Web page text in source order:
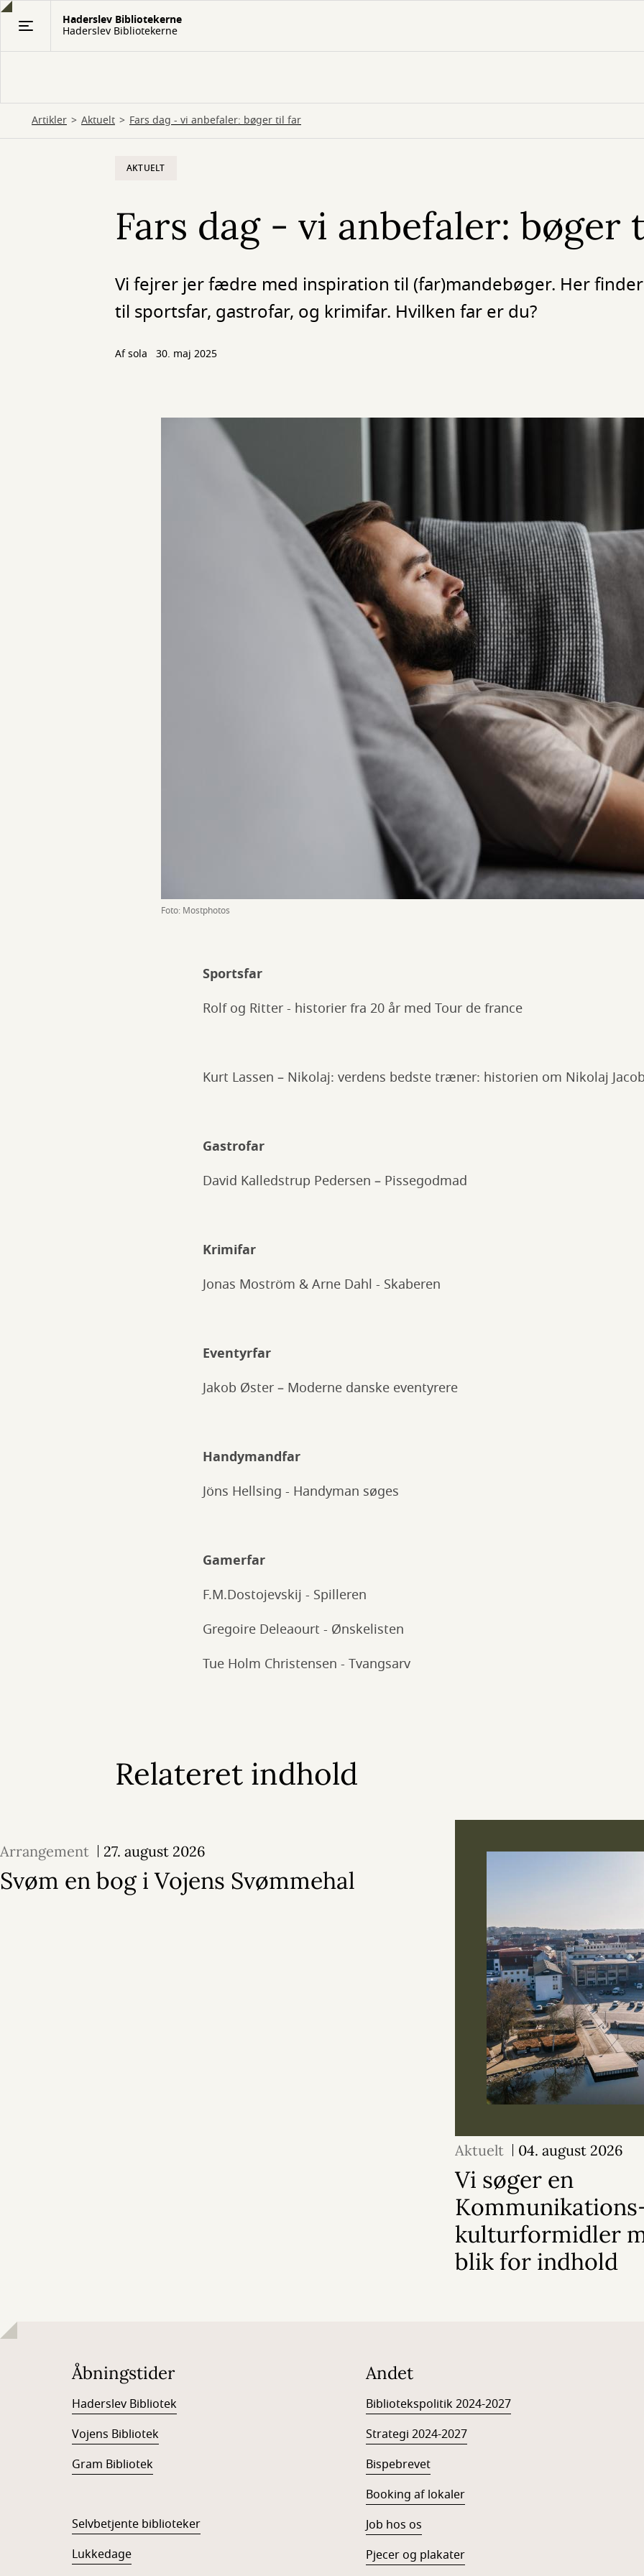
Gå
Haderslev Bibliotekerne
Haderslev Bibliotekerne
Artikler Aktuelt Fars dag - vi anbefaler: bøger til far
AKTUELT
Fars dag - vi anbefaler: bøger
Vi fejrer jer fædre med inspiration til (far)mandebøger. Her
til sportsfar, gastrofar, og krimifar. Hvilken far er du?
Afsola 30. maj 2025
Foto: Mostphotos
Sportsfar
Rolf og Ritter - historier fra 20 år med Tour de france
Kurt Lassen – Nikolaj: verdens bedste træner: historien om Nikolaj
Gastrofar
David Kalledstrup Pedersen – Pissegodmad
Krimifar
Jonas Moström & Arne Dahl - Skaberen
Eventyrfar
Jakob Øster – Moderne danske eventyrere
Handymandfar
Jöns Hellsing - Handyman søges
Gamerfar
F.M.Dostojevskij - Spilleren
Gregoire Deleaourt - Ønskelisten
Tue Holm Christensen - Tvangsarv
Relateret indhold
Arrangement 27. august 2026
Svøm en bog i Vojens Svømmehal
Aktuelt 04. august 2026
Vi søger en
kulturformidler
blik for indhold
Åbningstider
Haderslev Bibliotek
Vojens Bibliotek
Gram Bibliotek
Selvbetjente biblioteker
Lukkedage
Andet
Bibliotekspolitik 2024-2027
Strategi 2024-2027
Bispebrevet
Booking af lokaler
Job hos os
Pjecer og plakater